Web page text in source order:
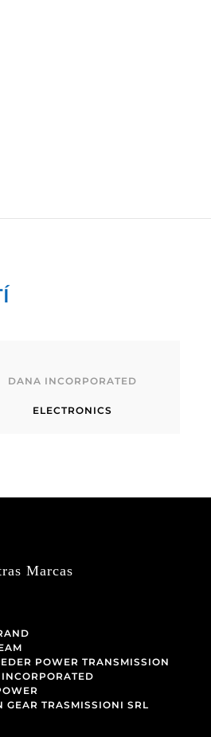
DANA INCORPORATED
ELECTRONICS
Marcas
POWER TRANSMISSION
GEAR TRASMISSIONI SRL